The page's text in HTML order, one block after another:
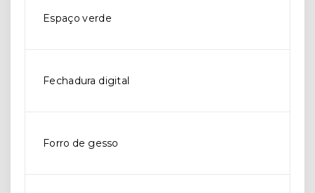
Espaço verde
Fechadura digital
Forro de gesso